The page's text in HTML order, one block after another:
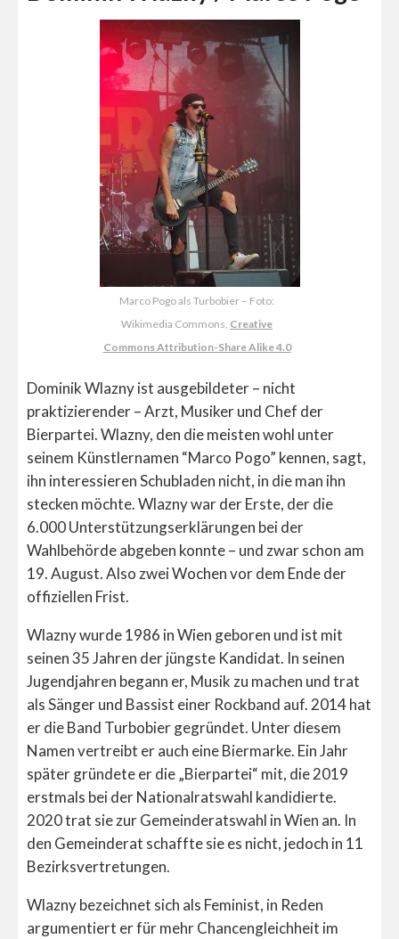
Marco Pogo als Turbobier – Foto:
Wikimedia Commons, Creative
Commons Attribution-Share Alike 4.0
Dominik Wlazny ist ausgebildeter – nicht
praktizierender – Arzt, Musiker und Chef der
Bierpartei. Wlazny, den die meisten wohl unter
seinem Künstlernamen “Marco Pogo” kennen, sagt,
ihn interessieren Schubladen nicht, in die man ihn
stecken möchte. Wlazny war der Erste, der die
6.000 Unterstützungserklärungen bei der
Wahlbehörde abgeben konnte – und zwar schon am
19. August. Also zwei Wochen vor dem Ende der
offiziellen Frist.
Wlazny wurde 1986 in Wien geboren und ist mit
seinen 35 Jahren der jüngste Kandidat. In seinen
Jugendjahren begann er, Musik zu machen und trat
als Sänger und Bassist einer Rockband auf. 2014 hat
er die Band Turbobier gegründet. Unter diesem
Namen vertreibt er auch eine Biermarke. Ein Jahr
später gründete er die „Bierpartei“ mit, die 2019
erstmals bei der Nationalratswahl kandidierte.
2020 trat sie zur Gemeinderatswahl in Wien an. In
den Gemeinderat schaffte sie es nicht, jedoch in 11
Bezirksvertretungen.
Wlazny bezeichnet sich als Feminist, in Reden
argumentiert er für mehr Chancengleichheit im